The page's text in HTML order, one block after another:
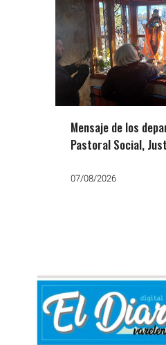
Mensaje de los
Pastoral Social, Justicia y
trabajo, el pan y la
07/08/2026